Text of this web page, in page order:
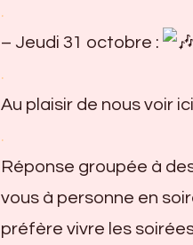
.
– Jeudi 31 octobre :
.
Au plaisir de nous voir
.
Réponse groupée à
vous à personne en
préfère vivre les